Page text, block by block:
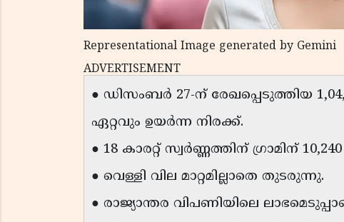
Representational Image generated by Gemini
ADVERTISEMENT
● ഡിസംബർ 27-ന് രേഖപ്പെടുത്തിയ
ഏറ്റവും ഉയർന്ന നിരക്ക്.
● 18 കാരറ്റ് സ്വർണ്ണത്തിന് ഗ്രാമിന്
● വെള്ളി വില മാറ്റമില്ലാതെ തുടരുന്നു.
● രാജ്യാന്തര വിപണിയിലെ